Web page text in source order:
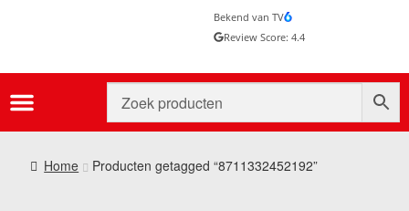
Bekend van TV
Review Score: 4.4
Home Producten getagged “8711332452192”